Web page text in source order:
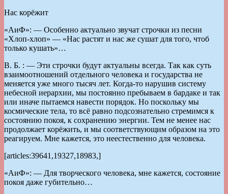
Нас корёжит
«АиФ»: — Особенно актуально звучат строчки из песни
«Хлоп-хлоп» — «Нас растят и нас же сушат для того, чтоб
только кушать»…
В. Б. : — Эти строчки будут актуальны всегда. Так как суть
взаимоотношений отдельного человека и государства не
меняется уже много тысяч лет. Когда-то нарушив систему
небесной иерархии, мы постоянно пребываем в бардаке и так
или иначе пытаемся навести порядок. Но поскольку мы
космические тела, то всё равно подсознательно стремимся к
состоянию покоя, к сохранению энергии. Тем не менее нас
продолжает корёжить, и мы соответствующим образом на это
реагируем. Мне кажется, это неестественно для человека.
[articles:39641,19327,18983,]
«АиФ»: — Для творческого человека, мне кажется, состояние
покоя даже губительно…